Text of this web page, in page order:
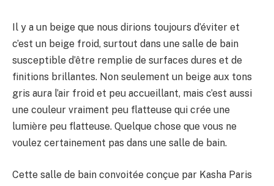
Il y a un beige que nous dirions toujours d’éviter et
c’est un beige froid, surtout dans une salle de bain
susceptible d’être remplie de surfaces dures et de
finitions brillantes. Non seulement un beige aux tons
gris aura l’air froid et peu accueillant, mais c’est aussi
une couleur vraiment peu flatteuse qui crée une
lumière peu flatteuse. Quelque chose que vous ne
voulez certainement pas dans une salle de bain.
Cette salle de bain convoitée conçue par Kasha Paris